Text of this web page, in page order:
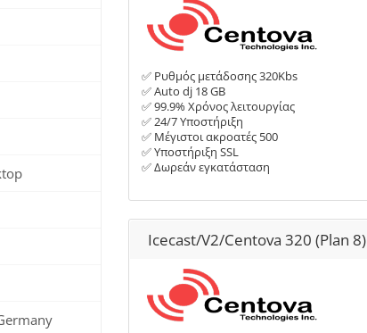
✅ Ρυθμός μετάδοσης 320Kbs
✅ Auto dj 18 GB
✅ 99.9% Χρόνος λειτουργίας
✅ 24/7 Υποστήριξη
✅ Μέγιστοι ακροατές 500
✅ Υποστήριξη SSL
✅ Δωρεάν εγκατάσταση
Icecast/V2/Centova 320 (Plan 8)